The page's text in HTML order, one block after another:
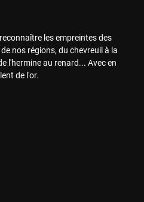
les empreintes des
nos régions, du chevreuil à la
l'hermine au renard... Avec en
de l'or.